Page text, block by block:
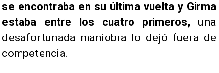
se encontraba en su última vuelta y Girma
estaba entre los cuatro primeros, una
desafortunada maniobra lo dejó fuera de
competencia.